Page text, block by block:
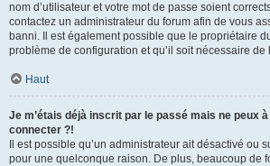
nom d’utilisateur et votre mot de passe soient
contactez un administrateur du forum afin de vous
banni. Il est également possible que le propriétaire
problème de configuration et qu’il soit nécessaire de
Haut
Je m’étais déjà inscrit par le passé mais ne peux
connecter ?!
Il est possible qu’un administrateur ait désactivé ou
pour une quelconque raison. De plus, beaucoup de